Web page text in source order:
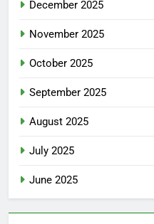
December 2025
November 2025
October 2025
September 2025
August 2025
July 2025
June 2025